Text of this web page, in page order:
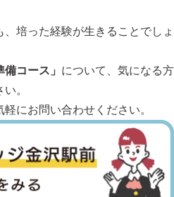
培った経験が生きることでしょ
備コース」 について、気になる方
。
にお問い合わせください。